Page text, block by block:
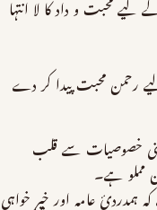
محبت و داد کا لا انتہا
رحمن محبت پیدا کر دے
خصوصیات سے قلب
مملو ہے۔
عامہ اور خیر خواہی